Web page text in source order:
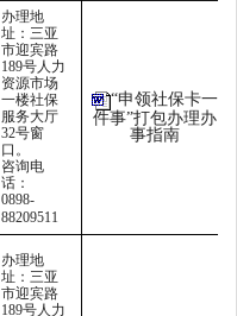
办理地
址：三亚
市迎宾路
189号人力
资源市场
一楼社保
服务大厅
32号窗
口。
咨询电
话：
0898-
88209511
“申领社保卡一
件事”打包办理办
事指南
办理地
址：三亚
市迎宾路
189号人力